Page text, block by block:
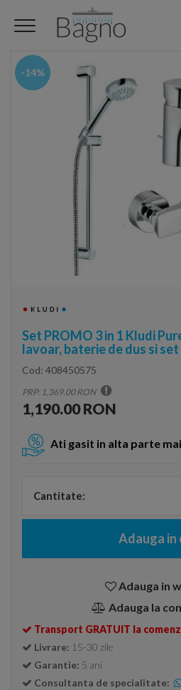
-14%
Set PROMO 3 in 1 Kludi
lavoar, baterie de dus si set
Cod: 408450575
PRP: 1,369.00 RON
1,190.00 RON
Ati gasit in alta parte
Cantitate:
Adauga in
Adauga in
Adauga la
Transport GRATUIT la
Livrare: 15-30 zile
Garantie: 5 ani
Consultanta de specialitate: